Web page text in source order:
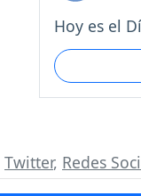
Hoy es el
Twitter, Redes